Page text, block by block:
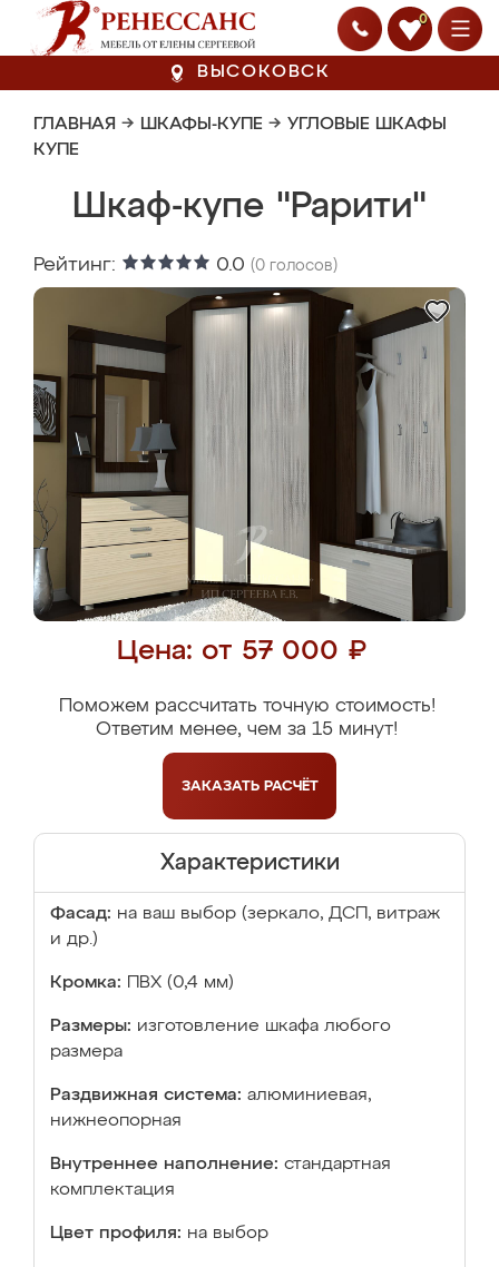
0
ВЫСОКОВСК
ГЛАВНАЯ → ШКАФЫ-КУПЕ → УГЛОВЫЕ ШКАФЫ
КУПЕ
Шкаф-купе "Рарити"
Рейтинг: 0.0 (0 голосов)
Цена: от 57 000 ₽
Поможем рассчитать точную стоимость!
Ответим менее, чем за 15 минут!
ЗАКАЗАТЬ РАСЧЁТ
Характеристики
Фасад: на ваш выбор (зеркало, ДСП, витраж
и др.)
Кромка: ПВХ (0,4 мм)
Размеры: изготовление шкафа любого
размера
Раздвижная система: алюминиевая,
нижнеопорная
Внутреннее наполнение: стандартная
комплектация
Цвет профиля: на выбор